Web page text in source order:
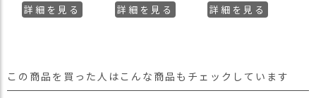
詳細を見る 詳細を見る 詳細を見る
この商品を買った人はこんな商品もチェックしています